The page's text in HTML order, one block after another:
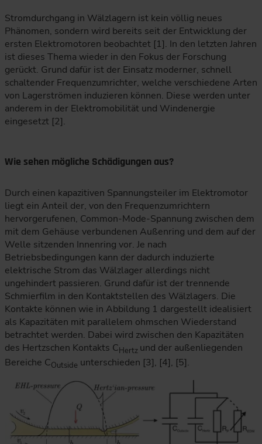
Stromdurchgang in Wälzlagern ist kein völlig neues
Phänomen, sondern wird bereits seit der Entwicklung der
ersten Elektromotoren beobachtet [1]. In den letzten Jahren
ist dieses Thema wieder in den Fokus der Forschung
gerückt. Grund dafür ist der Einsatz moderner, schnell
schaltender Frequenzumrichter, welche verschiedene Arten
von Lagerströmen induzieren können. Diese werden unter
anderem in der Elektromobilität und Windenergie
eingesetzt [2].
Wie sehen mögliche Schädigungen aus?
Durch einen kapazitiven Spannungsteiler im Elektromotor
liegt ein Anteil der, von den Frequenzumrichtern
hervorgerufenen, Common-Mode-Spannung zwischen dem
mit dem Gehäuse verbundenen Außenring und dem auf der
Welle sitzenden Innenring vor. Je nach
Betriebsbedingungen kann der dadurch induzierte
elektrische Strom das Wälzlager allerdings nicht
ungehindert passieren. Grund dafür ist der trennende
Schmierfilm in den Kontaktstellen des Wälzlagers. Die
Kontakte können wie in Abbildung 1 dargestellt idealisiert
als Kapazitäten mit parallelem ohmschen Wiederstand
betrachtet werden. Dabei wird zwischen den Kapazitäten
des Hertzschen Kontakts CHertz und der außenliegenden
Bereiche COutside unterschieden [3], [4], [5].